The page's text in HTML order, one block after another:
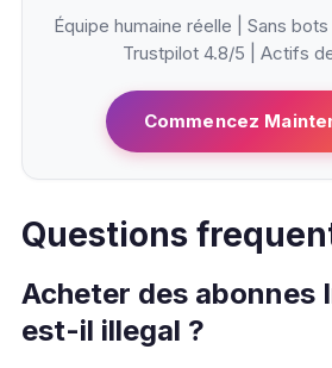
Équipe humaine réelle | Sans bots
Trustpilot 4.8/5 | Actifs
Commencez
Questions
Acheter des abonnes
est-il illegal ?